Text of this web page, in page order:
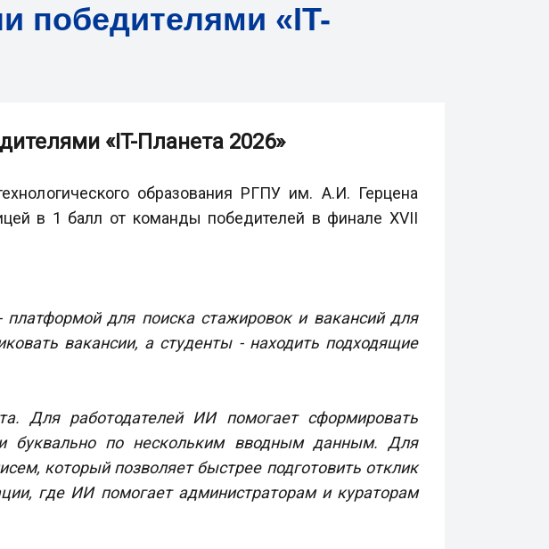
победителями «IT-
«IT-Планета 2026»
образования РГПУ им. А.И. Герцена
в 1 балл от команды победителей в финале XVII
для поиска стажировок и вакансий для
вакансии, а студенты - находить подходящие
Для работодателей ИИ помогает сформировать
буквально по нескольким вводным данным. Для
который позволяет быстрее подготовить отклик
где ИИ помогает администраторам и кураторам